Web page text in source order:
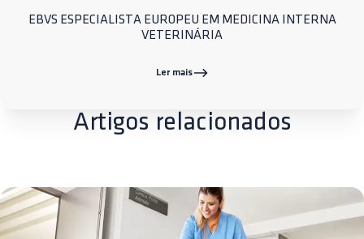
EBVS ESPECIALISTA EUROPEU EM MEDICINA INTERNA
VETERINÁRIA
Ler mais
Artigos relacionados